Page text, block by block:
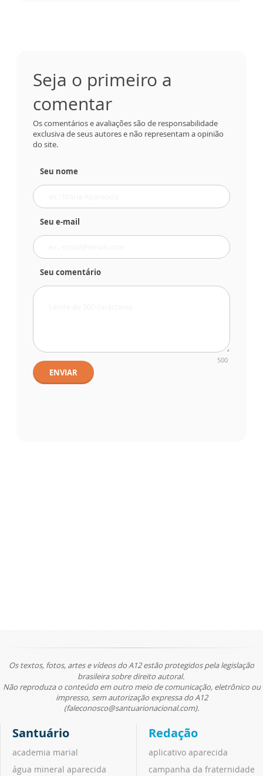
Seja o primeiro a
comentar
Os comentários e avaliações são de responsabilidade
exclusiva de seus autores e não representam a opinião
do site.
Seu nome
Seu e-mail
Seu comentário
500
ENVIAR
Os textos, fotos, artes e vídeos do A12 estão protegidos pela legislação
brasileira sobre direito autoral.
Não reproduza o conteúdo em outro meio de comunicação, eletrônico ou
impresso, sem autorização expressa do A12
(faleconosco@santuarionacional.com).
Santuário
academia marial
água mineral aparecida
Redação
aplicativo aparecida
campanha da fraternidade